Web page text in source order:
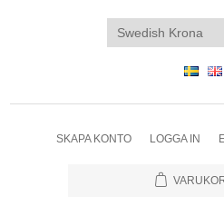
SKAPA KONTO LOGGA IN